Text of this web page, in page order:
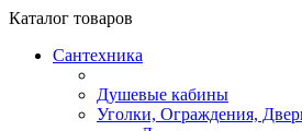
Каталог товаров
Сантехника
Душевые кабины
Уголки, Ограждения,